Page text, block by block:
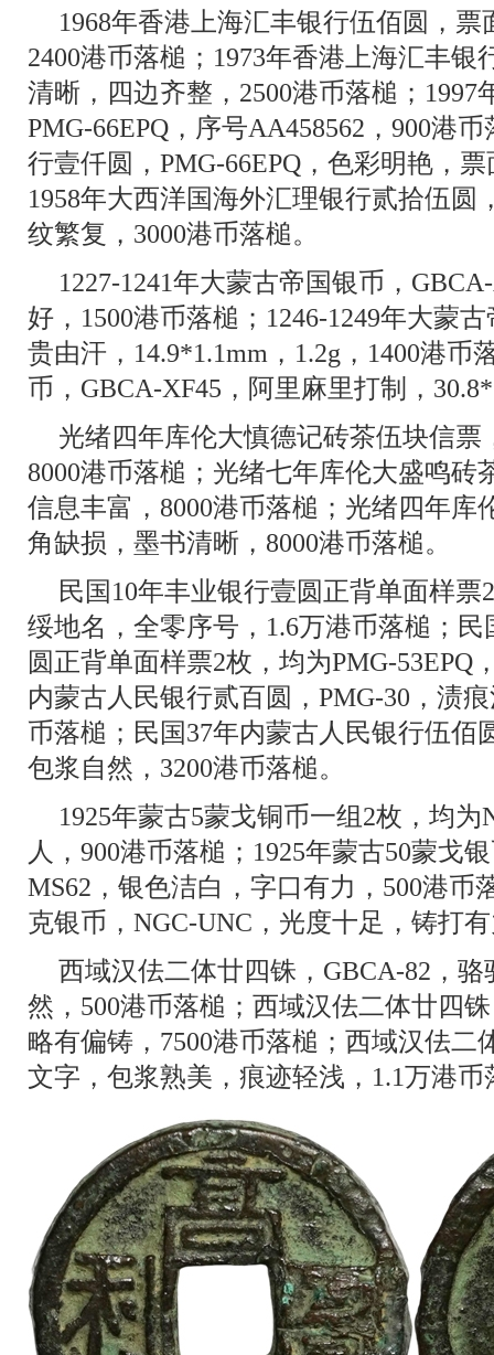
1968年香港上海汇丰银行伍佰圆，
2400港币落槌；1973年香港上海汇丰银
清晰，四边齐整，2500港币落槌；
PMG-66EPQ，序号AA458562，900港
行壹仟圆，PMG-66EPQ，色彩明艳，
1958年大西洋国海外汇理银行贰拾伍圆
纹繁复，3000港币落槌。
1227-1241年大蒙古帝国银币，
好，1500港币落槌；1246-1249年大蒙
贵由汗，14.9*1.1mm，1.2g，1400港币
币，GBCA-XF45，阿里麻里打制，
光绪四年库伦大慎德记砖茶伍块信
8000港币落槌；光绪七年库伦大盛鸣砖
信息丰富，8000港币落槌；光绪四年库
角缺损，墨书清晰，8000港币落槌。
民国10年丰业银行壹圆正背单面样票
绥地名，全零序号，1.6万港币落槌；
圆正背单面样票2枚，均为PMG-53EPQ
内蒙古人民银行贰百圆，PMG-30，渍
币落槌；民国37年内蒙古人民银行伍佰
包浆自然，3200港币落槌。
1925年蒙古5蒙戈铜币一组2枚，均为
人，900港币落槌；1925年蒙古50蒙戈
MS62，银色洁白，字口有力，500港币
克银币，NGC-UNC，光度十足，铸打
西域汉佉二体廿四铢，GBCA-82，
然，500港币落槌；西域汉佉二体廿四
略有偏铸，7500港币落槌；西域汉佉二
文字，包浆熟美，痕迹轻浅，1.1万港币